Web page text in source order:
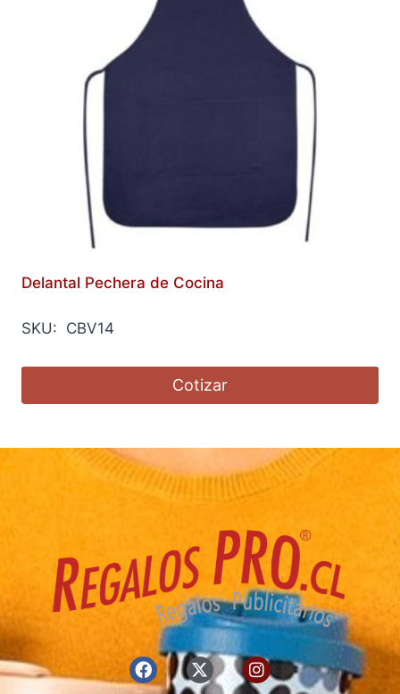
Delantal Pechera de Cocina
SKU: CBV14
Cotizar